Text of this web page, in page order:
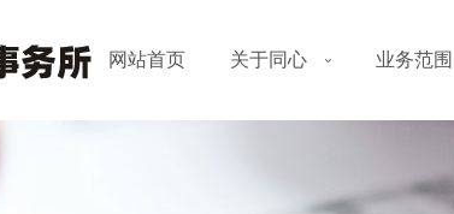
网站首页 关于同心 业务范围